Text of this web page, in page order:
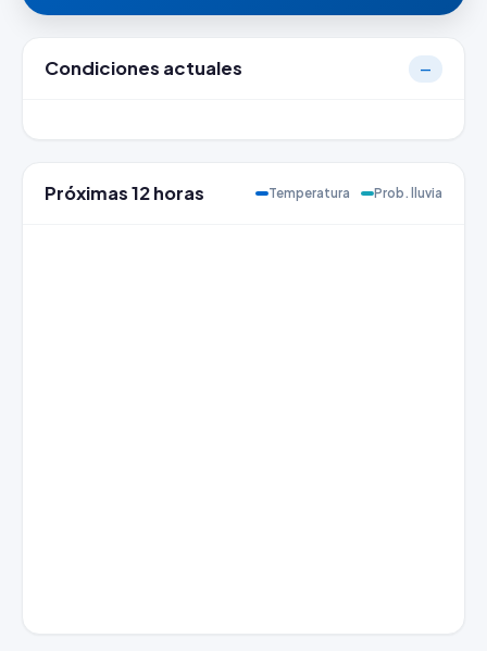
Condiciones actuales —
Próximas 12 horas Temperatura Prob. lluvia